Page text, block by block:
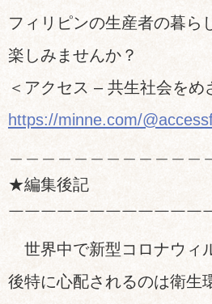
フィリピンの生産者の暮ら
楽しみませんか？
＜アクセス – 共生社会をめ
https://minne.com/
＿＿＿＿＿＿＿＿＿＿＿
★編集後記
￣￣￣￣￣￣￣￣￣￣￣￣
世界中で新型コロナウィ
後特に心配されるのは衛生